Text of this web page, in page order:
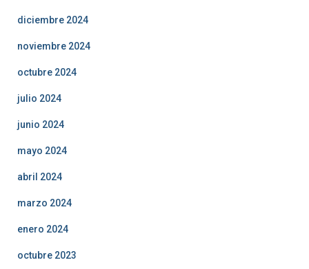
diciembre 2024
noviembre 2024
octubre 2024
julio 2024
junio 2024
mayo 2024
abril 2024
marzo 2024
enero 2024
octubre 2023